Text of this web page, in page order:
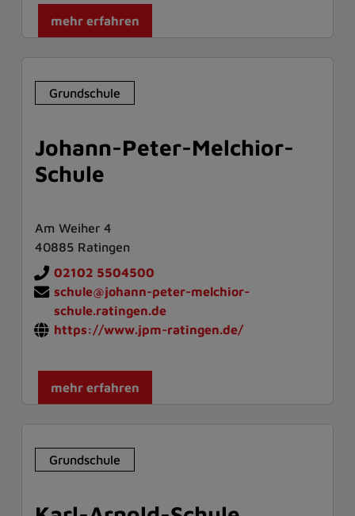
mehr erfahren
Grundschule
Johann-Peter-Melchior-
Schule
Am Weiher 4
40885 Ratingen
02102 5504500
schule@johann-peter-melchior-
schule.ratingen.de
https://www.jpm-ratingen.de/
mehr erfahren
Grundschule